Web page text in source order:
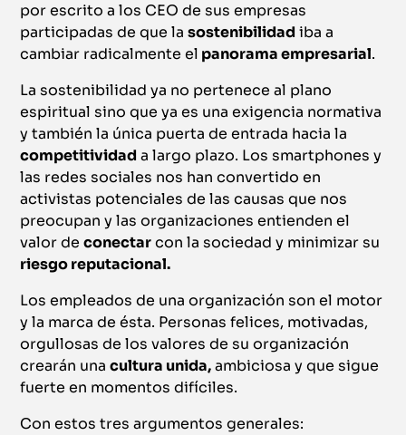
por escrito a los CEO de sus empresas
participadas de que lasostenibilidad iba a
cambiar radicalmente el panorama empresarial.
La sostenibilidad ya no pertenece al plano
espiritual sino que ya es una exigencia normativa
y también la única puerta de entrada hacia la
competitividad a largo plazo. Los smartphones y
las redes sociales nos han convertido en
activistas potenciales de las causas que nos
preocupan y las organizaciones entienden el
valor deconectarcon la sociedad y minimizar su
riesgo reputacional.
Los empleados de una organización son el motor
y la marca de ésta. Personas felices, motivadas,
orgullosas de los valores de su organización
crearán unacultura unida,ambiciosa y que sigue
fuerte en momentos difíciles.
Con estos tres argumentos generales: